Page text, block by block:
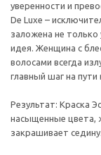
уверенности и
De Luxe –
заложена не только
идея. Женщина с
волосами всегда
главный шаг на пути
Результат: Краска
насыщенные цвета,
закрашивает седину.